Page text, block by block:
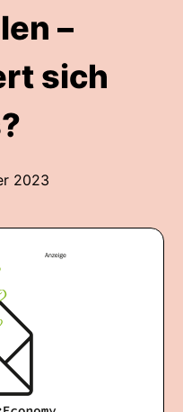
–
sich
2023